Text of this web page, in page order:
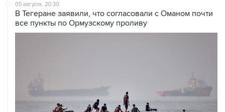
05 августа, 20:30
В Тегеране заявили, что согласовали с Оманом почти
все пункты по Ормузскому проливу